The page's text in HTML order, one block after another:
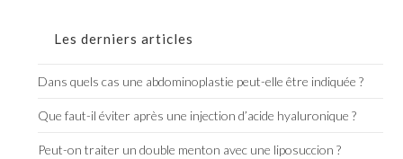
Les derniers articles
Dans quels cas une abdominoplastie peut-elle être indiquée ?
Que faut-il éviter après une injection d’acide hyaluronique ?
Peut-on traiter un double menton avec une liposuccion ?